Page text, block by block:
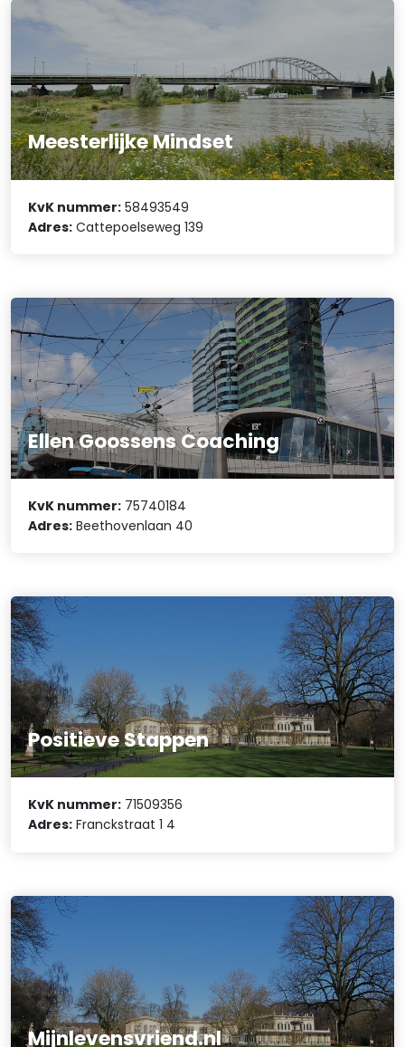
Meesterlijke Mindset
KvK nummer: 58493549
Adres: Cattepoelseweg 139
Ellen Goossens Coaching
KvK nummer: 75740184
Adres: Beethovenlaan 40
Positieve Stappen
KvK nummer: 71509356
Adres: Franckstraat 1 4
Mijnlevensvriend.nl